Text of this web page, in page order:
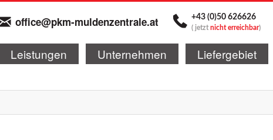
office@pkm-muldenzentrale.at +43 (0)50 626626
( jetztnicht erreichbar)
Leistungen Unternehmen Liefergebiet